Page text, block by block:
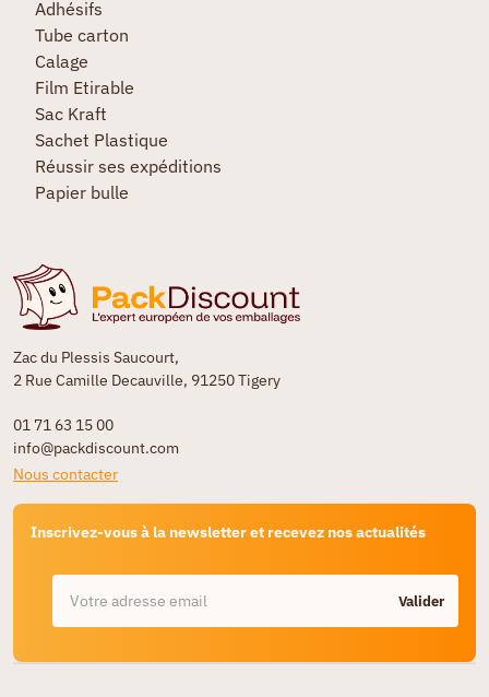
Zac du Plessis Saucourt,
2 Rue Camille Decauville, 91250 Tigery
01 71 63 15 00
info@packdiscount.com
Nous contacter
Inscrivez-vous à la newsletter et recevez nos actualités
Valider
Adhésifs
Tube carton
Calage
Film Etirable
Sac Kraft
Sachet Plastique
Réussir ses expéditions
Papier bulle